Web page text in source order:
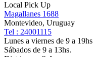
Local Pick Up
Magallanes 1688
Montevideo, Uruguay
Tel : 24001115
Lunes a viernes de 9 a 19hs
Sábados de 9 a 13hs.